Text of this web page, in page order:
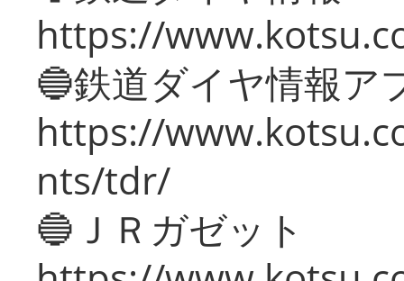
https://
🔵鉄道ダイヤ情報ア
https://
nts/tdr/
🔵ＪＲガゼット